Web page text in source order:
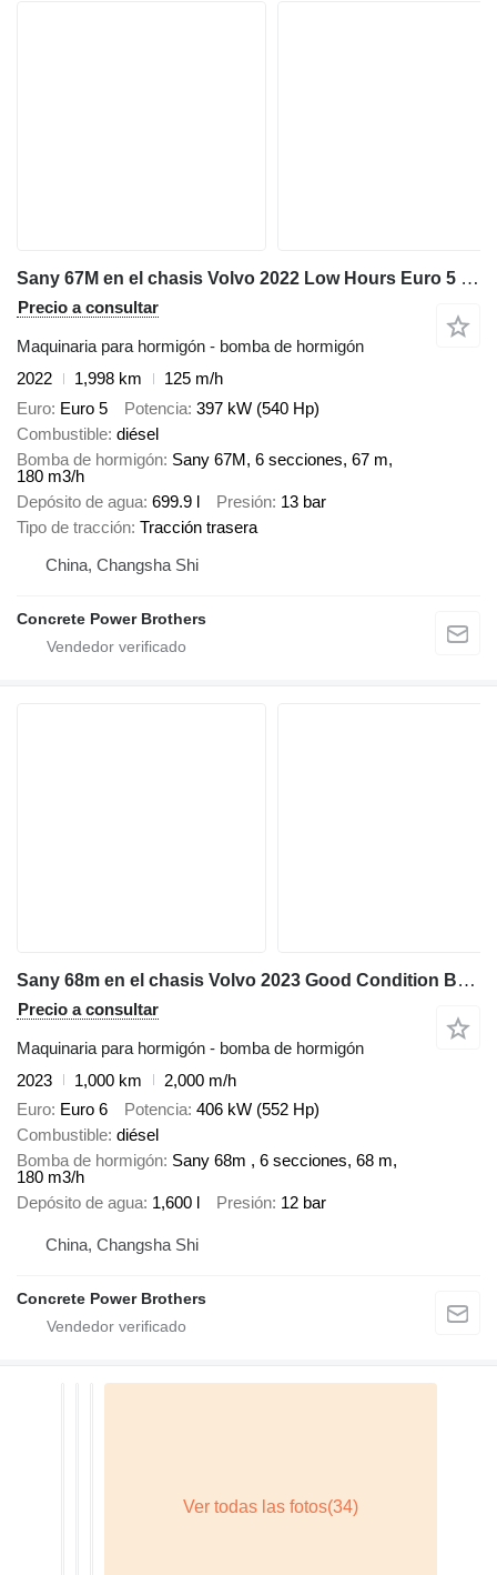
Sany 67M en el chasis Volvo 2022 Low Hours Euro 5 Ready Now
Precio a consultar
Maquinaria para hormigón - bomba de hormigón
2022
1,998 km
125 m/h
Euro Euro 5 Potencia 397 kW (540 Hp)
Combustible diésel
Bomba de hormigón Sany 67M, 6 secciones, 67 m,
180 m3/h
Depósito de agua 699.9 l Presión 13 bar
Tipo de tracción Tracción trasera
China, Changsha Shi
Concrete Power Brothers
Sany 68m en el chasis Volvo 2023 Good Condition Best Price
Precio a consultar
Maquinaria para hormigón - bomba de hormigón
2023
1,000 km
2,000 m/h
Euro Euro 6 Potencia 406 kW (552 Hp)
Combustible diésel
Bomba de hormigón Sany 68m , 6 secciones, 68 m,
180 m3/h
Depósito de agua 1,600 l Presión 12 bar
China, Changsha Shi
Concrete Power Brothers